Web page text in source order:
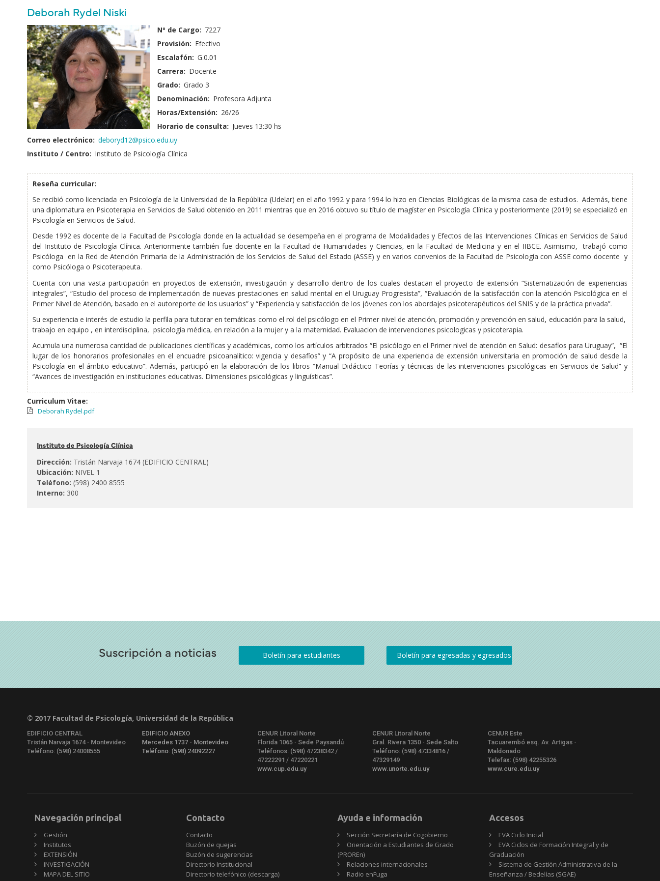
principales
Nombre
y
Apellido:
Deborah Rydel Niski
Fotografía: Nº de Cargo: 7227
Provisión: Efectivo
Escalafón: G.0.01
Carrera: Docente
Grado: Grado 3
Denominación: Profesora Adjunta
Horas/Extensión: 26/26
Horario de consulta: Jueves 13:30 hs
Correo electrónico: deboryd12@psico.edu.uy
Instituto / Centro: Instituto de Psicología Clínica
Reseña curricular:
Se recibió como licenciada en Psicología de la Universidad de la República (Udelar) en el año 1992 y para 1994 lo hizo en Ciencias Biológicas de la misma casa de estudios. Además, tiene
una diplomatura en Psicoterapia en Servicios de Salud obtenido en 2011 mientras que en 2016 obtuvo su título de magíster en Psicología Clínica y posteriormente (2019) se especializó en
Psicología en Servicios de Salud.
Desde 1992 es docente de la Facultad de Psicología donde en la actualidad se desempeña en el programa de Modalidades y Efectos de las Intervenciones Clínicas en Servicios de Salud
del Instituto de Psicología Clínica. Anteriormente también fue docente en la Facultad de Humanidades y Ciencias, en la Facultad de Medicina y en el IIBCE. Asimismo, trabajó como
Psicóloga en la Red de Atención Primaria de la Administración de los Servicios de Salud del Estado (ASSE) y en varios convenios de la Facultad de Psicología con ASSE como docente y
como Psicóloga o Psicoterapeuta.
Cuenta con una vasta participación en proyectos de extensión, investigación y desarrollo dentro de los cuales destacan el proyecto de extensión “Sistematización de experiencias
integrales”, “Estudio del proceso de implementación de nuevas prestaciones en salud mental en el Uruguay Progresista”, “Evaluación de la satisfacción con la atención Psicológica en el
Primer Nivel de Atención, basado en el autoreporte de los usuarios” y “Experiencia y satisfacción de los jóvenes con los abordajes psicoterapéuticos del SNIS y de la práctica privada”.
Su experiencia e interés de estudio la perfila para tutorar en temáticas como el rol del psicólogo en el Primer nivel de atención, promoción y prevención en salud, educación para la salud,
trabajo en equipo , en interdisciplina, psicología médica, en relación a la mujer y a la maternidad. Evaluacion de intervenciones psicologicas y psicoterapia.
Acumula una numerosa cantidad de publicaciones científicas y académicas, como los artículos arbitrados “El psicólogo en el Primer nivel de atención en Salud: desafíos para Uruguay”, “El
lugar de los honorarios profesionales en el encuadre psicoanalítico: vigencia y desafíos” y “A propósito de una experiencia de extensión universitaria en promoción de salud desde la
Psicología en el ámbito educativo”. Además, participó en la elaboración de los libros “Manual Didáctico Teorías y técnicas de las intervenciones psicológicas en Servicios de Salud” y
“Avances de investigación en instituciones educativas. Dimensiones psicológicas y linguísticas”.
Curriculum Vitae:
Deborah Rydel.pdf
al:
Instituto de Psicología Clínica
Dirección: Tristán Narvaja 1674 (EDIFICIO CENTRAL)
Ubicación: NIVEL 1
Teléfono: (598) 2400 8555
Interno: 300
Suscripción a noticias
© 2017 Facultad de Psicología, Universidad de la República
EDIFICIO CENTRAL
Tristán Narvaja 1674 - Montevideo
Teléfono: (598) 24008555
EDIFICIO ANEXO
Mercedes 1737 - Montevideo
Teléfono: (598) 24092227
CENUR Litoral Norte
Florida 1065 - Sede Paysandú
Teléfonos: (598) 47238342 /
47222291 / 47220221
www.cup.edu.uy
CENUR Litoral Norte
Gral. Rivera 1350 - Sede Salto
Teléfono: (598) 47334816 /
47329149
www.unorte.edu.uy
CENUR Este
Tacuarembó esq. Av. Artigas -
Maldonado
Telefax: (598) 42255326
www.cure.edu.uy
Navegación principal
Gestión
Institutos
EXTENSIÓN
INVESTIGACIÓN
MAPA DEL SITIO
Contacto
Contacto
Buzón de quejas
Buzón de sugerencias
Directorio Institucional
Directorio telefónico (descarga)
Ayuda e información
Sección Secretaría de Cogobierno
Orientación a Estudiantes de Grado
(PROREn)
Relaciones internacionales
Radio enFuga
Accesos
EVA Ciclo Inicial
EVA Ciclos de Formación Integral y de
Graduación
Sistema de Gestión Administrativa de la
Enseñanza / Bedelías (SGAE)